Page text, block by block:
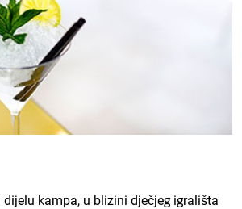
dijelu kampa, u blizini dječjeg igrališta